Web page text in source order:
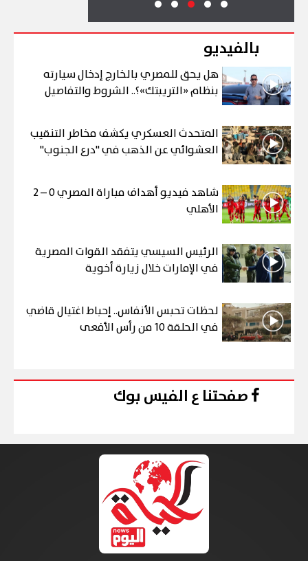
بالفيديو
هل يحق للمصري بالخارج إدخال سيارته
بنظام «التريبتك»؟.. الشروط والتفاصيل
المتحدث العسكري يكشف مخاطر التنقيب
العشوائي عن الذهب في "درع الجنوب"
شاهد فيديو أهداف مباراة المصري 0 – 2
الأهلي
الرئيس السيسي يتفقد القوات المصرية
في الإمارات خلال زيارة أخوية
لحظات تحبس الأنفاس.. إحباط اغتيال قاضي
في الحلقة 10 من رأس الأفعى
صفحتنا ع الفيس بوك